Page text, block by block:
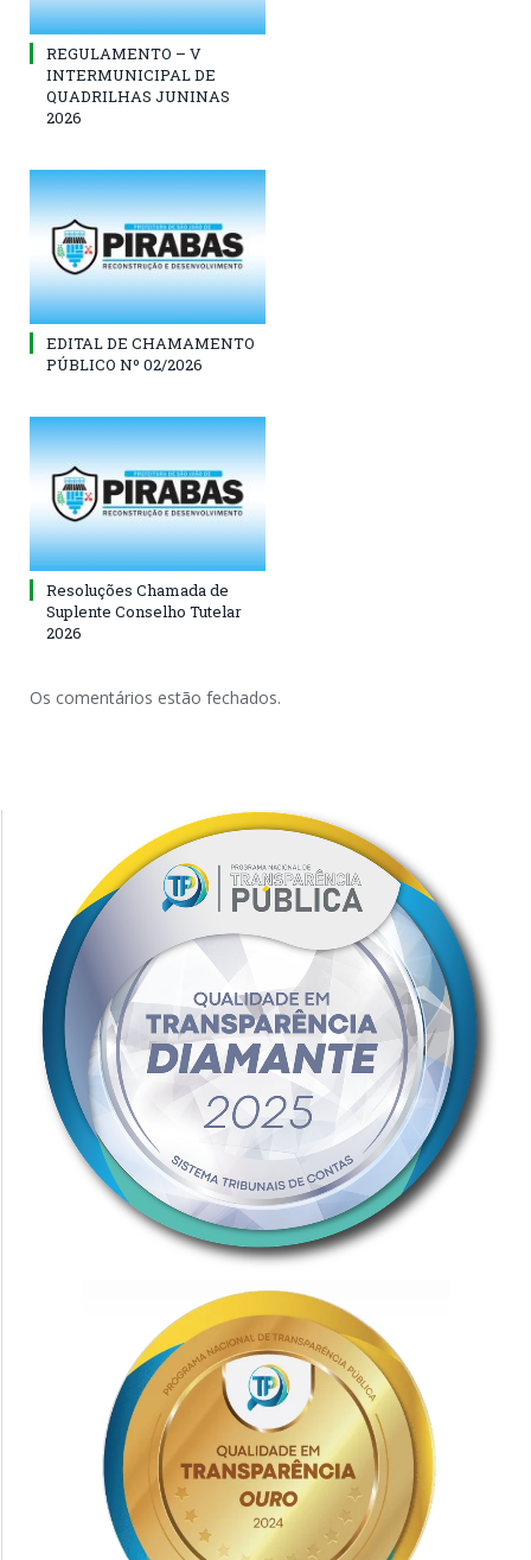
REGULAMENTO – V
INTERMUNICIPAL DE
QUADRILHAS JUNINAS
2026
EDITAL DE CHAMAMENTO
PÚBLICO Nº 02/2026
Resoluções Chamada de
Suplente Conselho Tutelar
2026
Os comentários estão fechados.